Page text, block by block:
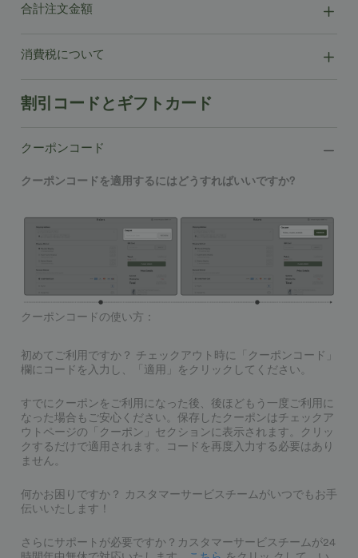
合計注文金額
消費税について
割引コードとギフトカード
クーポンコード
クーポンコードを適用するにはどうすればいいですか?
クーポンコードの使い方：
初めてご利用ですか？ チェックアウト時に「クーポンコード」
欄にコードを入力し、「適用」をクリックしてください。
すでにクーポンをご利用になった後、後ほどもう一度ご利用に
なった場合もご安心ください。保存したクーポンはチェックア
ウトページの「クーポン」セクションに表示されます。クリッ
クするだけで適用されます。コードを再度入力する必要はあり
ません。
何かお困りですか？ カスタマーサービスチームがいつでもお手
伝いいたします！
さらにサポートが必要ですか？カスタマーサービスチームが24